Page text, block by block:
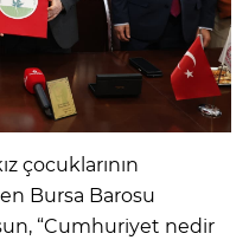
çocuklarının
Bursa Barosu
“Cumhuriyet nedir